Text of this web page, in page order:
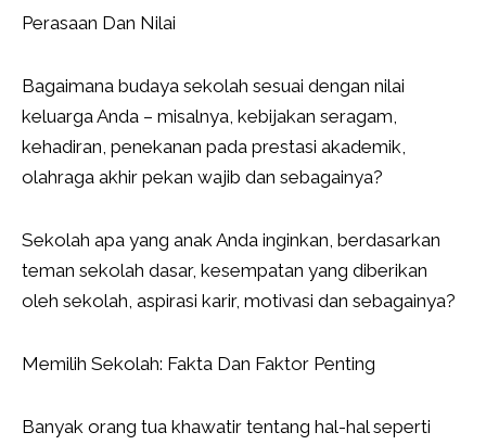
Perasaan Dan Nilai
Bagaimana budaya sekolah sesuai dengan nilai
keluarga Anda – misalnya, kebijakan seragam,
kehadiran, penekanan pada prestasi akademik,
olahraga akhir pekan wajib dan sebagainya?
Sekolah apa yang anak Anda inginkan, berdasarkan
teman sekolah dasar, kesempatan yang diberikan
oleh sekolah, aspirasi karir, motivasi dan sebagainya?
Memilih Sekolah: Fakta Dan Faktor Penting
Banyak orang tua khawatir tentang hal-hal seperti